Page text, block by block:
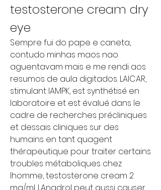
testosterone cream dry
eye
Sempre fui do pape e caneta,
contudo minhas maos nao
aguentavam mais e me rendi aos
resumos de aula digitados. LAICAR,
stimulant lAMPK, est synthétisé en
laboratoire et est évalué dans le
cadre de recherches précliniques
et dessais cliniques sur des
humains en tant quagent
thérapeutique pour traiter certains
troubles métaboliques chez
lhomme, testosterone cream 2
mg/ml. LAnadrol peut aussi causer